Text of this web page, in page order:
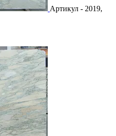
Артикул - 2019,